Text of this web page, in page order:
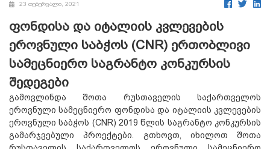
23 თებერვალი, 2021
ფონდისა და იტალიის კვლევების
ეროვნული საბჭოს (CNR) ერთობლივი
სამეცნიერო საგრანტო კონკურსის
შედეგები
გამოვლინდა შოთა რუსთაველის საქართველოს
ეროვნული სამეცნიერო ფონდისა და იტალიის კვლევების
ეროვნული საბჭოს (CNR) 2019 წლის საგრანტო კონკურსის
გამარჯვებული პროექტები. გთხოვთ, იხილოთ შოთა